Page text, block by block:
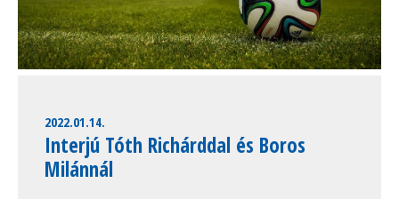
2022.01.14.
Interjú Tóth Richárddal és Boros
Milánnál